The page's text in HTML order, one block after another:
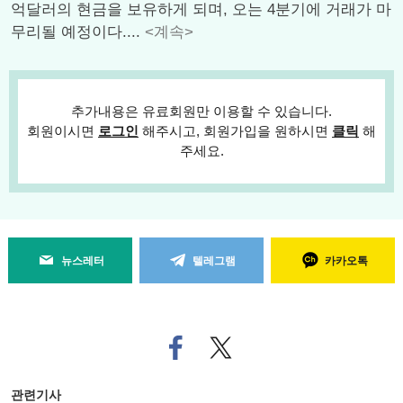
억달러의 현금을 보유하게 되며, 오는 4분기에 거래가 마
무리될 예정이다.... <계속>
추가내용은 유료회원만 이용할 수 있습니다.
회원이시면 로그인 해주시고, 회원가입을 원하시면 클릭 해
주세요.
뉴스레터 텔레그램 카카오톡
페
이
트위
터로
관련기사